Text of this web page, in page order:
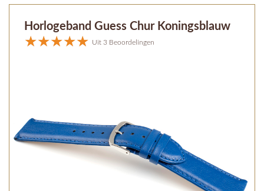
Horlogeband Guess Chur Koningsblauw
Uit 3 Beoordelingen